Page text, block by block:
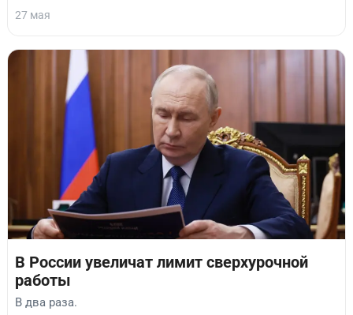
27 мая
В России увеличат лимит сверхурочной
работы
В два раза.